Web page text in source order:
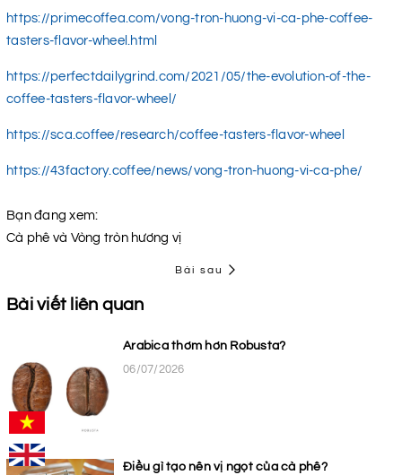
https://primecoffea.com/vong-tron-huong-vi-ca-phe-coffee-
tasters-flavor-wheel.html
https://perfectdailygrind.com/2021/05/the-evolution-of-the-
coffee-tasters-flavor-wheel/
https://sca.coffee/research/coffee-tasters-flavor-wheel
https://43factory.coffee/news/vong-tron-huong-vi-ca-phe/
Bạn đang xem:
Cà phê và Vòng tròn hương vị
Bài sau
Bài viết liên quan
Arabica thơm hơn Robusta?
06/07/2026
Điều gì tạo nên vị ngọt của cà phê?